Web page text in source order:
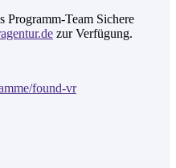
Programm-Team Sichere
zur Verfügung.
found-vr